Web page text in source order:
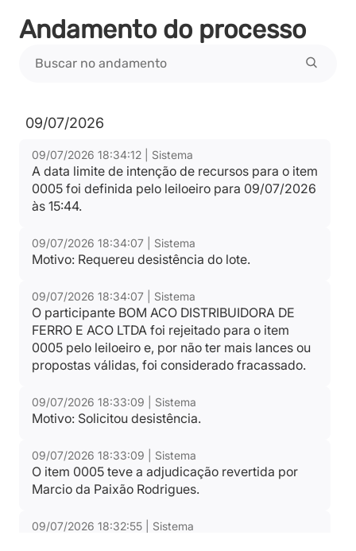
Andamento do processo
09/07/2026
09/07/2026 18:34:12 | Sistema
A data limite de intenção de recursos para o item
0005 foi definida pelo leiloeiro para 09/07/2026
às 15:44.
09/07/2026 18:34:07 | Sistema
Motivo: Requereu desistência do lote.
09/07/2026 18:34:07 | Sistema
O participante BOM ACO DISTRIBUIDORA DE
FERRO E ACO LTDA foi rejeitado para o item
0005 pelo leiloeiro e, por não ter mais lances ou
propostas válidas, foi considerado fracassado.
09/07/2026 18:33:09 | Sistema
Motivo: Solicitou desistência.
09/07/2026 18:33:09 | Sistema
O item 0005 teve a adjudicação revertida por
Marcio da Paixão Rodrigues.
09/07/2026 18:32:55 | Sistema